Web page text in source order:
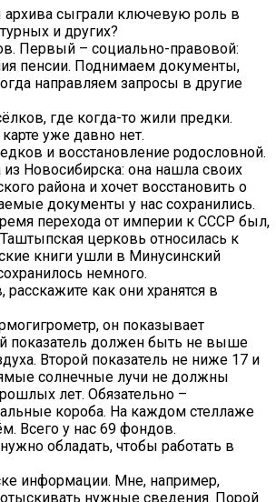
сыграли ключевую роль в
и других?
Первый – социально-правовой:
пенсии. Поднимаем документы,
направляем запросы в другие
где когда-то жили предки.
уже давно нет.
и восстановление родословной.
Новосибирска: она нашла своих
района и хочет восстановить о
документы у нас сохранились.
перехода от империи к СССР был,
церковь относилась к
книги ушли в Минусинский
немного.
как они хранятся в
он показывает
показатель должен быть не выше
Второй показатель не ниже 17 и
солнечные лучи не должны
лет. Обязательно –
короба. На каждом стеллаже
Всего у нас 69 фондов.
обладать, чтобы работать в
информации. Мне, например,
нужные сведения. Порой